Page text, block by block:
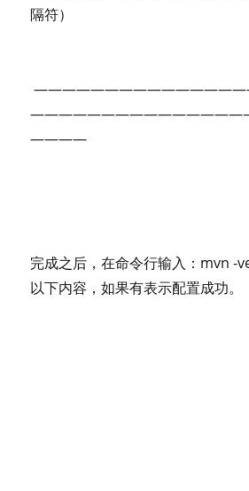
隔符）
————
完成之后，在命令行输入：mvn -
以下内容，如果有表示配置成功。